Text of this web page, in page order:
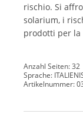
rischio. Si
solarium, i
prodotti per la
Anzahl Seiten: 32
Sprache:
Artikelnummer: